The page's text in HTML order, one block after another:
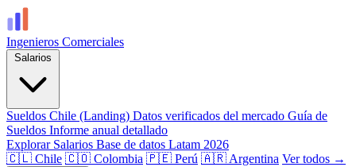
Ingenieros Comerciales
Salarios
Sueldos Chile (Landing) Datos verificados del mercado Guía de
Sueldos Informe anual detallado
Explorar Salarios Base de datos Latam 2026
🇨🇱 Chile 🇨🇴 Colombia 🇵🇪 Perú 🇦🇷 Argentina Ver todos →